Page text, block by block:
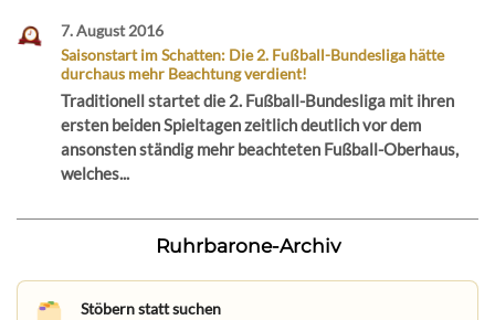
7. August 2016
Saisonstart im Schatten: Die 2. Fußball-Bundesliga hätte
durchaus mehr Beachtung verdient!
Traditionell startet die 2. Fußball-Bundesliga mit ihren
ersten beiden Spieltagen zeitlich deutlich vor dem
ansonsten ständig mehr beachteten Fußball-Oberhaus,
welches...
Ruhrbarone-Archiv
Stöbern statt suchen